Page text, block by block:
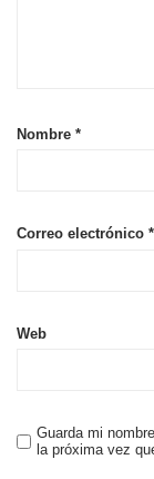
Nombre *
Correo electrónico *
Web
Guarda mi
la próxima vez